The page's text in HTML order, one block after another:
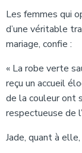
Les femmes qui
d’une véritable
mariage, confie :
« La robe verte
reçu un accueil
de la couleur ont
respectueuse de
Jade, quant à